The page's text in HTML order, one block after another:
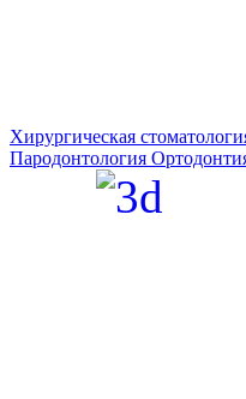
Хирургическая
Пародонтология